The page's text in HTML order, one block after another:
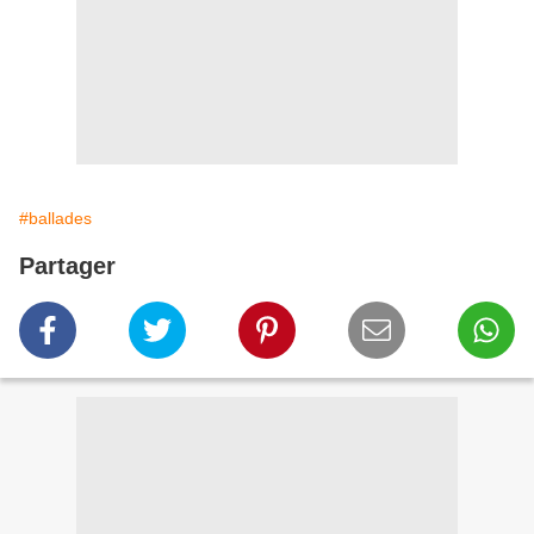
#ballades
Partager